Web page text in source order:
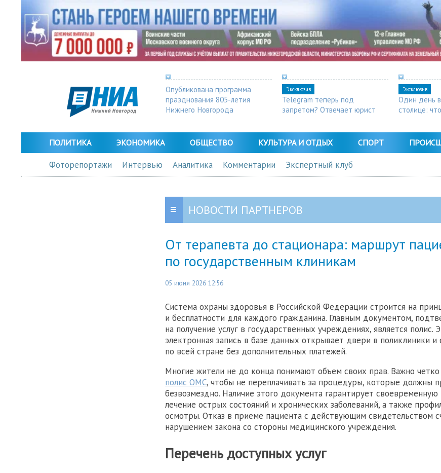
Опубликована программа
празднования 805-летия
Нижнего Новгорода
Эксклюзив
Telegram теперь под
запретом? Отвечает юрист
Эксклюзив
Один день в
столице:
ПОЛИТИКА ЭКОНОМИКА ОБЩЕСТВО КУЛЬТУРА И ОТДЫХ СПОРТ
Фоторепортажи Интервью Аналитика Комментарии Экспертный клуб
НОВОСТИ ПАРТНЕРОВ
От терапевта до стационара: маршрут
по государственным клиникам
05 июня 2026 12:56
Система охраны здоровья в Российской Федерации строится на
и бесплатности для каждого гражданина. Главным документом,
на получение услуг в государственных учреждениях, является полис.
электронная запись в базе данных открывает двери в поликлиники и
по всей стране без дополнительных платежей.
Многие жители не до конца понимают объем своих прав. Важно четко
полис ОМС, чтобы не переплачивать за процедуры, которые должны
безвозмездно. Наличие этого документа гарантирует своевременную
лечение острых состояний и хронических заболеваний, а также
осмотры. Отказ в приеме пациента с действующим свидетельством
нарушением закона со стороны медицинского учреждения.
Перечень доступных услуг